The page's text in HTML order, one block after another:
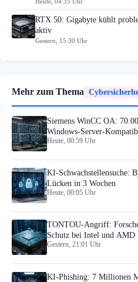
RTX 50: Gigabyte kühlt
aktiv
Gestern, 15:30 Uhr
Mehr zum Thema
Siemens WinCC OA:
Windows-Server-
Heute, 00:59 Uhr
KI-Schwachstellensuche:
Lücken in 3 Wochen
Heute, 00:05 Uhr
TONTOU-Angriff:
Schutz bei Intel und AMD
Gestern, 21:01 Uhr
KI-Phishing: 7 Millionen